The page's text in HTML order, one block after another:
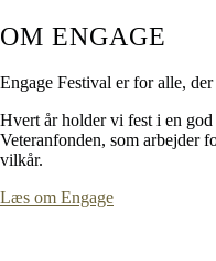
OM ENGAGE
Engage Festival er for alle,
Hvert år holder vi fest i en
Veteranfonden, som arbejder
vilkår.
Læs om Engage